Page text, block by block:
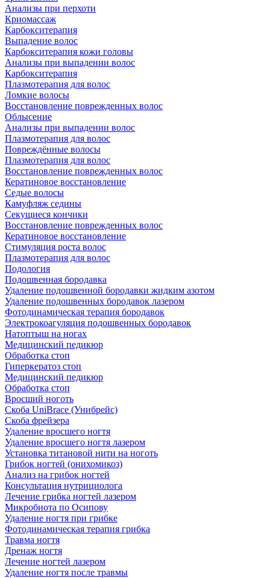
Анализы при перхоти
Криомассаж
Карбокситерапия
Выпадение волос
Карбокситерапия кожи головы
Анализы при выпадении волос
Карбокситерапия
Плазмотерапия для волос
Ломкие волосы
Восстановление поврежденных волос
Облысение
Анализы при выпадении волос
Плазмотерапия для волос
Повреждённые волосы
Плазмотерапия для волос
Восстановление поврежденных волос
Кератиновое восстановление
Седые волосы
Камуфляж седины
Секущиеся кончики
Восстановление поврежденных волос
Кератиновое восстановление
Стимуляция роста волос
Плазмотерапия для волос
Подология
Подошвенная бородавка
Удаление подошвенной бородавки жидким азотом
Удаление подошвенных бородавок лазером
Фотодинамическая терапия бородавок
Электрокоагуляция подошвенных бородавок
Натоптыш на ногах
Медицинский педикюр
Обработка стоп
Гиперкератоз стоп
Медицинский педикюр
Обработка стоп
Вросший ноготь
Скоба UniBrace (Унибрейс)
Скоба фрейзера
Удаление вросшего ногтя
Удаление вросшего ногтя лазером
Установка титановой нити на ноготь
Грибок ногтей (онихомикоз)
Анализ на грибок ногтей
Консультация нутрициолога
Лечение грибка ногтей лазером
Микробиота по Осипову
Удаление ногтя при грибке
Фотодинамическая терапия грибка
Травма ногтя
Дренаж ногтя
Лечение ногтей лазером
Удаление ногтя после травмы